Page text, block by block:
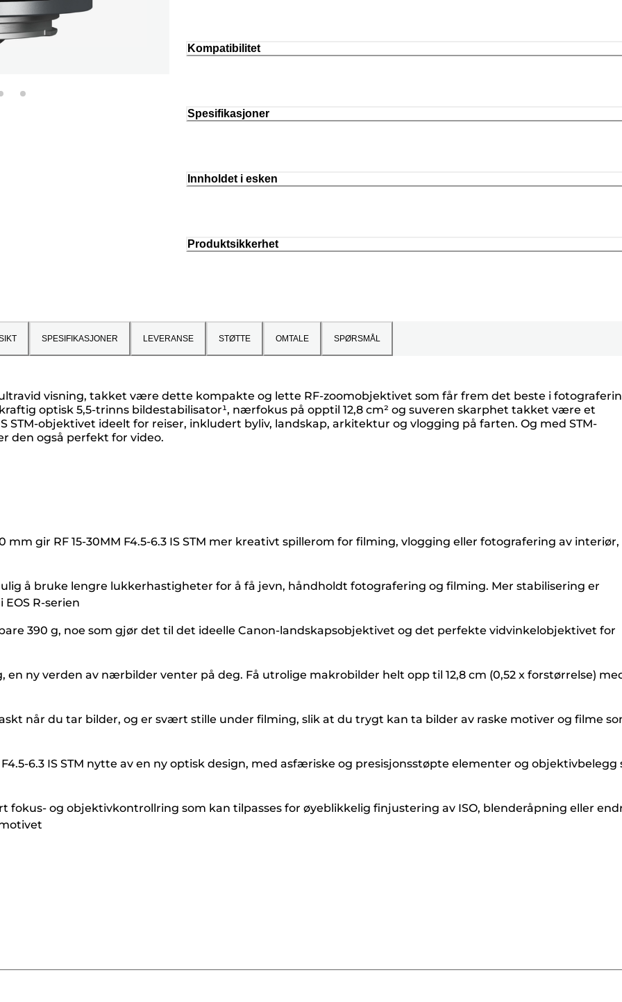
Kompatibilitet
Spesifikasjoner
Innholdet i esken
Produktsikkerhet
SPESIFIKASJONER LEVERANSE STØTTE OMTALE SPØRSMÅL
visning, takket være dette kompakte og lette RF-zoomobjektivet som får frem det beste i
optisk 5,5-trinns bildestabilisator¹, nærfokus på opptil 12,8 cm² og suveren skarphet takket være et
STM-objektivet ideelt for reiser, inkludert byliv, landskap, arkitektur og vlogging på farten. Og med STM-
den også perfekt for video.
mm gir RF 15-30MM F4.5-6.3 IS STM mer kreativt spillerom for filming, vlogging eller fotografering av interiør,
å bruke lengre lukkerhastigheter for å få jevn, håndholdt fotografering og filming. Mer stabilisering er
R-serien
bare 390 g, noe som gjør det til det ideelle Canon-landskapsobjektivet og det perfekte vidvinkelobjektivet for
ny verden av nærbilder venter på deg. Få utrolige makrobilder helt opp til 12,8 cm (0,52 x forstørrelse)
når du tar bilder, og er svært stille under filming, slik at du trygt kan ta bilder av raske motiver og filme
6.3 IS STM nytte av en ny optisk design, med asfæriske og presisjonsstøpte elementer og objektivbelegg
fokus- og objektivkontrollring som kan tilpasses for øyeblikkelig finjustering av ISO, blenderåpning eller